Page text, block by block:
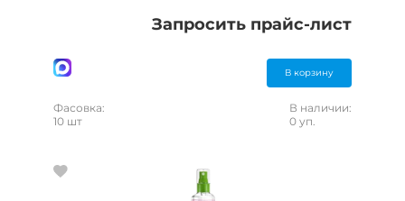
Запросить прайс-лист
В корзину
Фасовка:
10 шт
В наличии:
0 уп.